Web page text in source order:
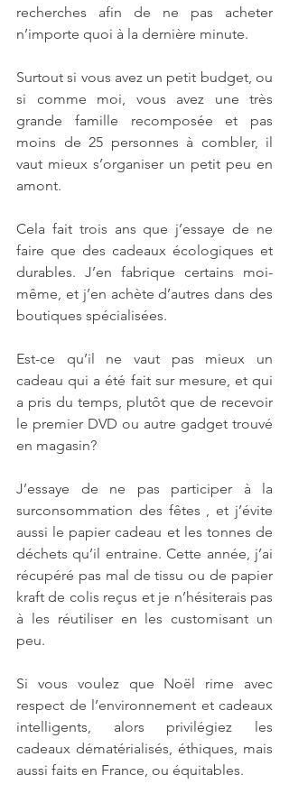
recherches afin de ne pas acheter
n’importe quoi à la dernière minute.
Surtout si vous avez un petit budget, ou
si comme moi, vous avez une très
grande famille recomposée et pas
moins de 25 personnes à combler, il
vaut mieux s’organiser un petit peu en
amont.
Cela fait trois ans que j’essaye de ne
faire que des cadeaux écologiques et
durables. J’en fabrique certains moi-
même, et j’en achète d’autres dans des
boutiques spécialisées.
Est-ce qu’il ne vaut pas mieux un
cadeau qui a été fait sur mesure, et qui
a pris du temps, plutôt que de recevoir
le premier DVD ou autre gadget trouvé
en magasin?
J’essaye de ne pas participer à la
surconsommation des fêtes , et j’évite
aussi le papier cadeau et les tonnes de
déchets qu’il entraine. Cette année, j’ai
récupéré pas mal de tissu ou de papier
kraft de colis reçus et je n’hésiterais pas
à les réutiliser en les customisant un
peu.
Si vous voulez que Noël rime avec
respect de l’environnement et cadeaux
intelligents, alors privilégiez les
cadeaux dématérialisés, éthiques, mais
aussi faits en France, ou équitables.